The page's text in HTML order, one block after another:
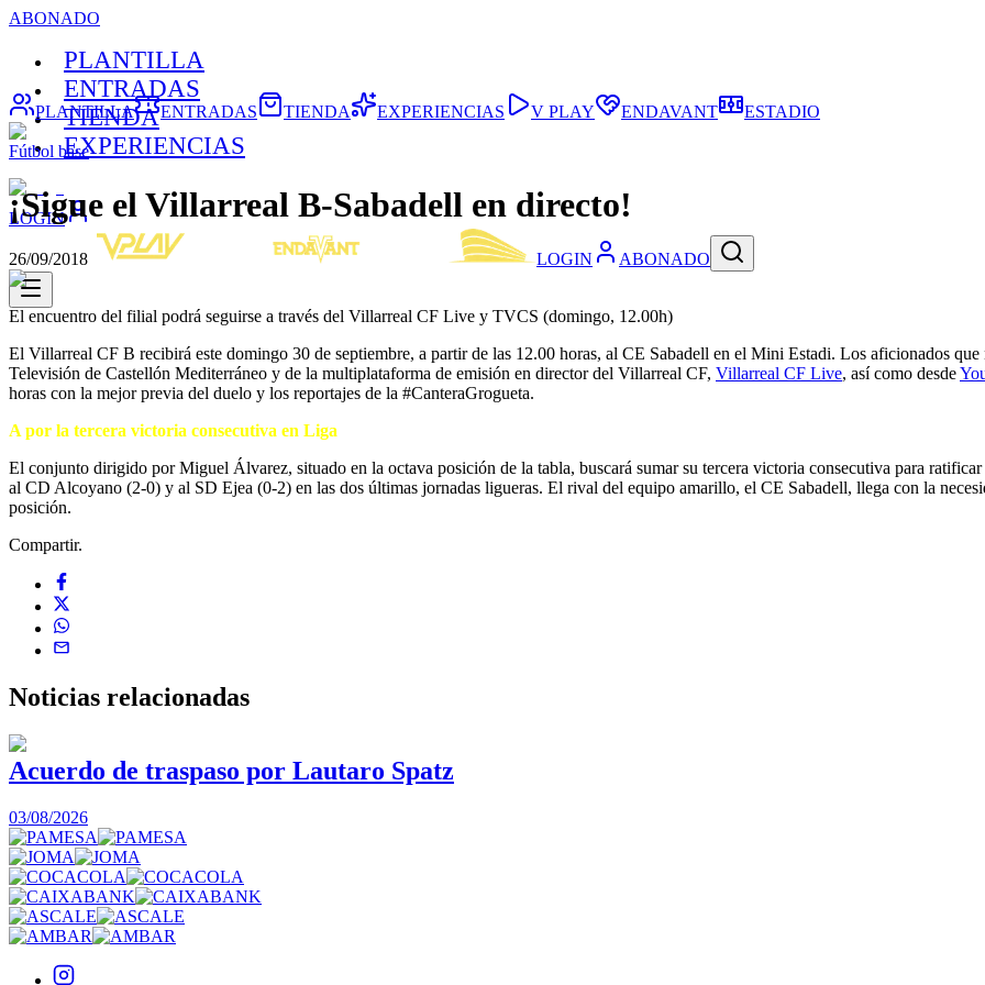
ABONADO
PLANTILLA
ENTRADAS
TIENDA
EXPERIENCIAS
LOGIN
LOGIN ABONADO
PLANTILLA ENTRADAS TIENDA EXPERIENCIAS V PLAY ENDAVANT ESTADIO
Fútbol base
¡Sigue el Villarreal B-Sabadell en directo!
26/09/2018
El encuentro del filial podrá seguirse a través del Villarreal CF Live y TVCS (domingo, 12.00h)
El Villarreal CF B recibirá este domingo 30 de septiembre, a partir de las 12.00 horas, al CE Sabadell en el Mini Estadi. Los aficionados
Televisión de Castellón Mediterráneo y de la multiplataforma de emisión en director del Villarreal CF, Villarreal CF Live, así como desde
horas con la mejor previa del duelo y los reportajes de la #CanteraGrogueta.
A por la tercera victoria consecutiva en Liga
El conjunto dirigido por Miguel Álvarez, situado en la octava posición de la tabla, buscará sumar su tercera victoria consecutiva para
al CD Alcoyano (2-0) y al SD Ejea (0-2) en las dos últimas jornadas ligueras. El rival del equipo amarillo, el CE Sabadell, llega con la
posición.
Compartir.
Noticias relacionadas
Acuerdo de traspaso por Lautaro Spatz
03/08/2026